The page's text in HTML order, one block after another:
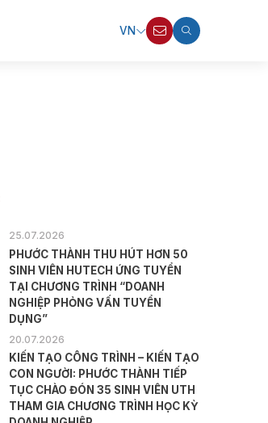
VN
25.07.2026
PHƯỚC THÀNH THU HÚT HƠN 50
SINH VIÊN HUTECH ỨNG TUYỂN
TẠI CHƯƠNG TRÌNH “DOANH
NGHIỆP PHỎNG VẤN TUYỂN
DỤNG”
20.07.2026
KIẾN TẠO CÔNG TRÌNH – KIẾN TẠO
CON NGƯỜI: PHƯỚC THÀNH TIẾP
TỤC CHÀO ĐÓN 35 SINH VIÊN UTH
THAM GIA CHƯƠNG TRÌNH HỌC KỲ